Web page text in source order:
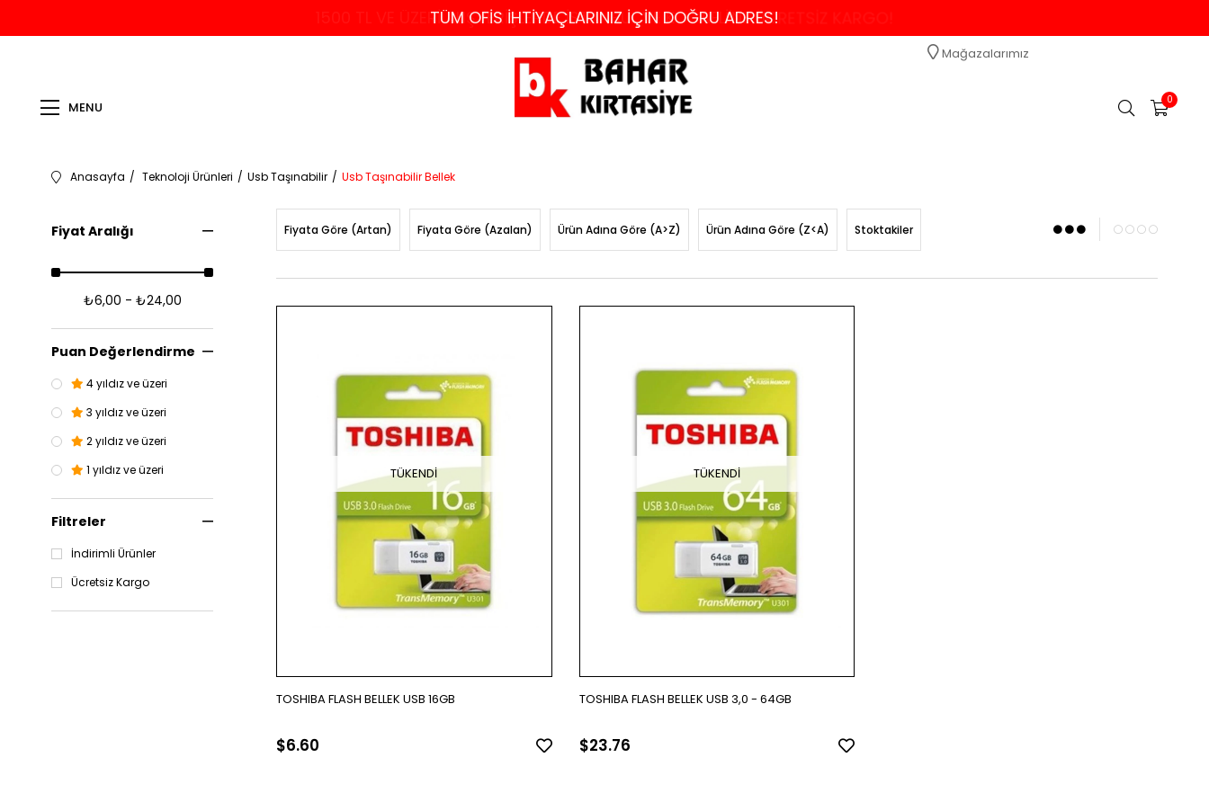
1500 TL VE ÜZERİ ALIŞVERİŞLERDE İSTANBUL VE KOCAELİ'NE ÜCRETSİZ KARGO!
TÜM OFİS İHTİYAÇLARINIZ İÇİN DOĞRU ADRES!
Mağazalarımız
MENU 0
Anasayfa Teknoloji Ürünleri Usb Taşınabilir Usb Taşınabilir Bellek
Fiyat Aralığı
₺6,00 - ₺24,00
Puan Değerlendirme
4 yıldız ve üzeri
3 yıldız ve üzeri
2 yıldız ve üzeri
1 yıldız ve üzeri
Filtreler
İndirimli Ürünler
Ücretsiz Kargo
Fiyata Göre (Artan) Fiyata Göre (Azalan) Ürün Adına Göre (A>Z) Ürün Adına Göre (Z<A) Stoktakiler
TÜKENDI
TOSHIBA FLASH BELLEK USB 16GB
$6.60
TÜKENDI
TOSHIBA FLASH BELLEK USB 3,0 - 64GB
$23.76